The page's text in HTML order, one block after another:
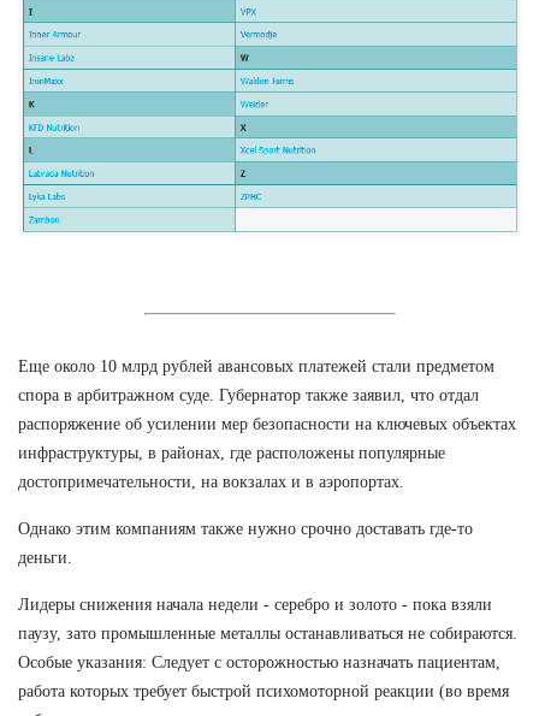
Еще около 10 млрд рублей авансовых платежей стали предметом
спора в арбитражном суде. Губернатор также заявил, что отдал
распоряжение об усилении мер безопасности на ключевых объектах
инфраструктуры, в районах, где расположены популярные
достопримечательности, на вокзалах и в аэропортах.
Однако этим компаниям также нужно срочно доставать где-то
деньги.
Лидеры снижения начала недели - серебро и золото - пока взяли
паузу, зато промышленные металлы останавливаться не собираются.
Особые указания: Следует с осторожностью назначать пациентам,
работа которых требует быстрой психомоторной реакции (во время